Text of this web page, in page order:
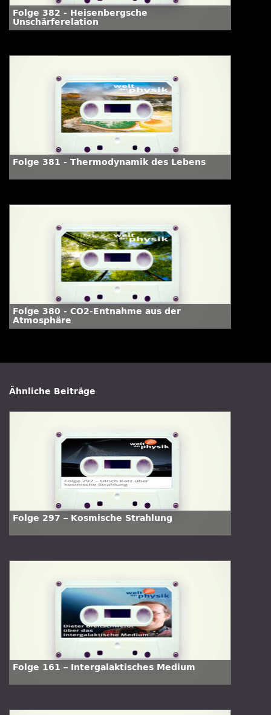
Folge 382 - Heisenbergsche
Unschärferelation
Folge 381 - Thermodynamik des Lebens
Folge 380 - CO2-Entnahme aus der
Atmosphäre
Ähnliche Beiträge
Folge 297 – Kosmische Strahlung
Folge 161 – Intergalaktisches Medium